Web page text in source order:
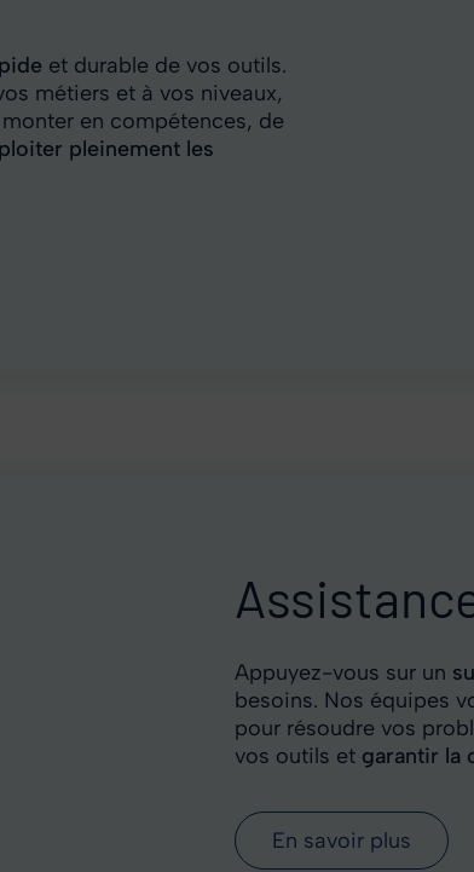
et durable de vos outils.
métiers et à vos niveaux,
en compétences, de
pleinement les
Appuyez-vous sur un
besoins. Nos équipes
pour résoudre vos
vos outils et garantir la
En savoir plus